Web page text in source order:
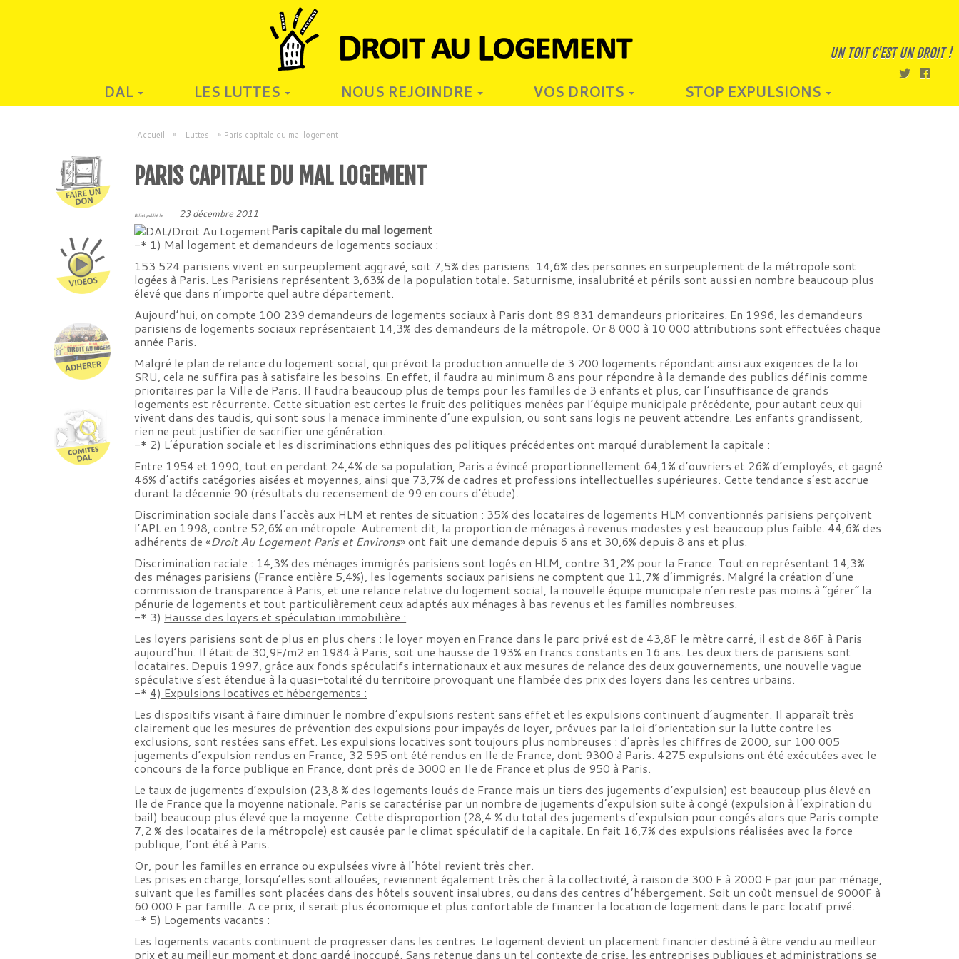
UN TOIT C'EST UN DROIT !
DAL LES LUTTES NOUS REJOINDRE VOS DROITS STOP EXPULSIONS
Accueil » Luttes » Paris capitale du mal logement
PARIS CAPITALE DU MAL LOGEMENT
Billet publié le 23 décembre 2011
Paris capitale du mal logement
-* 1) Mal logement et demandeurs de logements sociaux :
153 524 parisiens vivent en surpeuplement aggravé, soit 7,5% des parisiens. 14,6% des personnes en surpeuplement de la métropole sont
logées à Paris. Les Parisiens représentent 3,63% de la population totale. Saturnisme, insalubrité et périls sont aussi en nombre beaucoup plus
élevé que dans n’importe quel autre département.
Aujourd’hui, on compte 100 239 demandeurs de logements sociaux à Paris dont 89 831 demandeurs prioritaires. En 1996, les demandeurs
parisiens de logements sociaux représentaient 14,3% des demandeurs de la métropole. Or 8 000 à 10 000 attributions sont effectuées chaque
année Paris.
Malgré le plan de relance du logement social, qui prévoit la production annuelle de 3 200 logements répondant ainsi aux exigences de la loi
SRU, cela ne suffira pas à satisfaire les besoins. En effet, il faudra au minimum 8 ans pour répondre à la demande des publics définis comme
prioritaires par la Ville de Paris. Il faudra beaucoup plus de temps pour les familles de 3 enfants et plus, car l’insuffisance de grands
logements est récurrente. Cette situation est certes le fruit des politiques menées par l’équipe municipale précédente, pour autant ceux qui
vivent dans des taudis, qui sont sous la menace imminente d’une expulsion, ou sont sans logis ne peuvent attendre. Les enfants grandissent,
rien ne peut justifier de sacrifier une génération.
-* 2) L’épuration sociale et les discriminations ethniques des politiques précédentes ont marqué durablement la capitale :
Entre 1954 et 1990, tout en perdant 24,4% de sa population, Paris a évincé proportionnellement 64,1% d’ouvriers et 26% d’employés, et gagné
46% d’actifs catégories aisées et moyennes, ainsi que 73,7% de cadres et professions intellectuelles supérieures. Cette tendance s’est accrue
durant la décennie 90 (résultats du recensement de 99 en cours d’étude).
Discrimination sociale dans l’accès aux HLM et rentes de situation : 35% des locataires de logements HLM conventionnés parisiens perçoivent
l’APL en 1998, contre 52,6% en métropole. Autrement dit, la proportion de ménages à revenus modestes y est beaucoup plus faible. 44,6% des
adhérents de «Droit Au Logement Paris et Environs» ont fait une demande depuis 6 ans et 30,6% depuis 8 ans et plus.
Discrimination raciale : 14,3% des ménages immigrés parisiens sont logés en HLM, contre 31,2% pour la France. Tout en représentant 14,3%
des ménages parisiens (France entière 5,4%), les logements sociaux parisiens ne comptent que 11,7% d’immigrés. Malgré la création d’une
commission de transparence à Paris, et une relance relative du logement social, la nouvelle équipe municipale n’en reste pas moins à “gérer” la
pénurie de logements et tout particulièrement ceux adaptés aux ménages à bas revenus et les familles nombreuses.
-* 3) Hausse des loyers et spéculation immobilière :
Les loyers parisiens sont de plus en plus chers : le loyer moyen en France dans le parc privé est de 43,8F le mètre carré, il est de 86F à Paris
aujourd’hui. Il était de 30,9F/m2 en 1984 à Paris, soit une hausse de 193% en francs constants en 16 ans. Les deux tiers de parisiens sont
locataires. Depuis 1997, grâce aux fonds spéculatifs internationaux et aux mesures de relance des deux gouvernements, une nouvelle vague
spéculative s’est étendue à la quasi-totalité du territoire provoquant une flambée des prix des loyers dans les centres urbains.
-* 4) Expulsions locatives et hébergements :
Les dispositifs visant à faire diminuer le nombre d’expulsions restent sans effet et les expulsions continuent d’augmenter. Il apparaît très
clairement que les mesures de prévention des expulsions pour impayés de loyer, prévues par la loi d’orientation sur la lutte contre les
exclusions, sont restées sans effet. Les expulsions locatives sont toujours plus nombreuses : d’après les chiffres de 2000, sur 100 005
jugements d’expulsion rendus en France, 32 595 ont été rendus en Ile de France, dont 9300 à Paris. 4275 expulsions ont été exécutées avec le
concours de la force publique en France, dont près de 3000 en Ile de France et plus de 950 à Paris.
Le taux de jugements d’expulsion (23,8 % des logements loués de France mais un tiers des jugements d’expulsion) est beaucoup plus élevé en
Ile de France que la moyenne nationale. Paris se caractérise par un nombre de jugements d’expulsion suite à congé (expulsion à l’expiration du
bail) beaucoup plus élevé que la moyenne. Cette disproportion (28,4 % du total des jugements d’expulsion pour congés alors que Paris compte
7,2 % des locataires de la métropole) est causée par le climat spéculatif de la capitale. En fait 16,7% des expulsions réalisées avec la force
publique, l’ont été à Paris.
Or, pour les familles en errance ou expulsées vivre à l’hôtel revient très cher.
Les prises en charge, lorsqu’elles sont allouées, reviennent également très cher à la collectivité, à raison de 300 F à 2000 F par jour par ménage,
suivant que les familles sont placées dans des hôtels souvent insalubres, ou dans des centres d’hébergement. Soit un coût mensuel de 9000F à
60 000 F par famille. A ce prix, il serait plus économique et plus confortable de financer la location de logement dans le parc locatif privé.
-* 5) Logements vacants :
Les logements vacants continuent de progresser dans les centres. Le logement devient un placement financier destiné à être vendu au meilleur
prix et au meilleur moment et donc gardé inoccupé. Sans retenue dans un tel contexte de crise, les entreprises publiques et administrations se